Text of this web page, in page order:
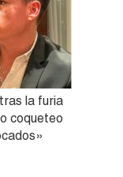
la furia
coqueteo